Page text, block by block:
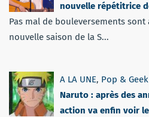
nouvelle répétitrice
Pas mal de bouleversements
nouvelle saison de la S...
A LA UNE, Pop & Geek
Naruto : après des
action va enfin voir